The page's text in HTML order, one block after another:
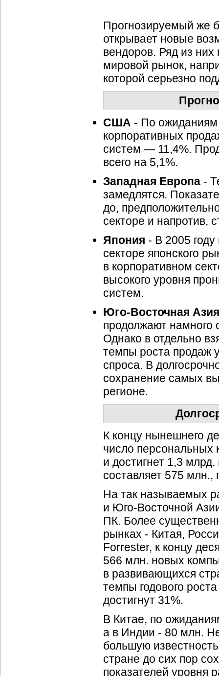
Прогнозируемый же
открывает новые
вендоров. Ряд из
мировой рынок,
которой серьезно
США - По ожиданиям
корпоративных
систем — 11,4%.
всего на 5,1%.
Западная Европа -
замедлятся.
до,
секторе и напротив,
Япония - В 2005
секторе японского
в корпоративном
высокого уровня
систем.
Юго-Восточная
продолжают намного
Однако в отдельно
темпы роста продаж
спроса. В
сохранение самых
регионе.
К концу нынешнего
число персональных
и достигнет 1,3
составляет 575
На так называемых
и Юго-Восточной
ПК. Более
рынках - Китая,
Forrester, к концу
566 млн. новых
в развивающихся
темпы годового
достигнут 31%.
В Китае, по
а в Индии - 80 млн.
большую
стране до сих пор
показателей уровня